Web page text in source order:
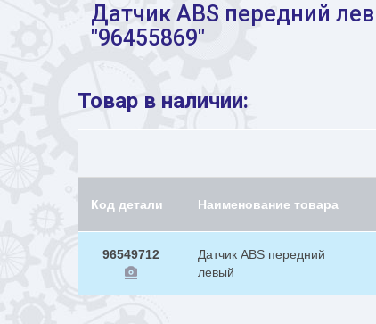
Датчик ABS передний
"96455869"
Товар в наличии:
Код детали Наименование товара
96549712
Датчик ABS передний
левый